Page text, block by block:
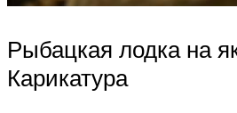
Рыбацкая лодка на
Карикатура